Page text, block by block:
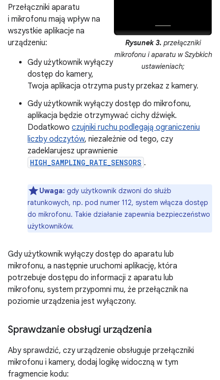
Rysunek 3. przełączniki
mikrofonu i aparatu w Szybkich
ustawieniach;
Przełączniki aparatu
i mikrofonu mają wpływ na
wszystkie aplikacje na
urządzeniu:
Gdy użytkownik wyłączy
dostęp do kamery,
Twoja aplikacja otrzyma pusty przekaz z kamery.
Gdy użytkownik wyłączy dostęp do mikrofonu,
aplikacja będzie otrzymywać cichy dźwięk.
Dodatkowo czujniki ruchu podlegają ograniczeniu
liczby odczytów, niezależnie od tego, czy
zadeklarujesz uprawnienie
HIGH_SAMPLING_RATE_SENSORS .
Uwaga: gdy użytkownik dzwoni do służb
ratunkowych, np. pod numer 112, system włącza dostęp
do mikrofonu. Takie działanie zapewnia bezpieczeństwo
użytkowników.
Gdy użytkownik wyłączy dostęp do aparatu lub
mikrofonu, a następnie uruchomi aplikację, która
potrzebuje dostępu do informacji z aparatu lub
mikrofonu, system przypomni mu, że przełącznik na
poziomie urządzenia jest wyłączony.
Sprawdzanie obsługi urządzenia
Aby sprawdzić, czy urządzenie obsługuje przełączniki
mikrofonu i kamery, dodaj logikę widoczną w tym
fragmencie kodu: